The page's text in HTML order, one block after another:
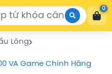
0
Lông
VA Game Chính Hãng